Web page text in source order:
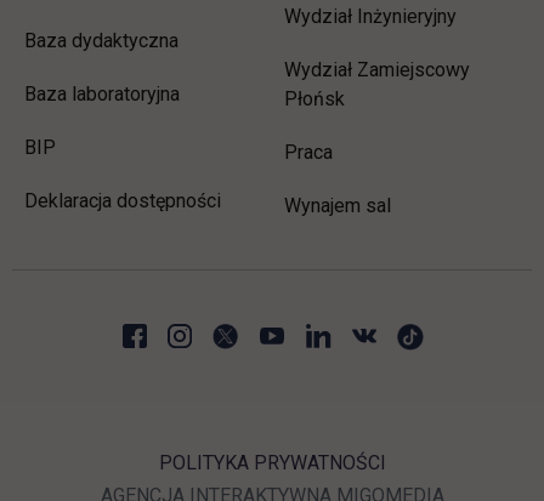
Baza dydaktyczna
Baza laboratoryjna
BIP link otwiera się w nowej karcie
Deklaracja dostępności
Wydział Inżynieryjny
Wydział Zamiejscowy
Płońsk
Praca
Wynajem sal
POLITYKA PRYWATNOŚCI
AGENCJA INTERAKTYWNALINK OTWIERA SIĘ W
MIGOMEDIALINK